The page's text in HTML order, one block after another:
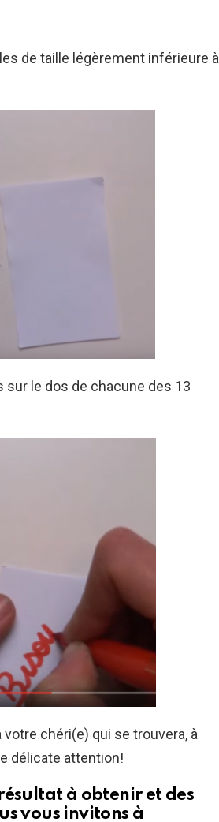
de taille légèrement inférieure à
le dos de chacune des 13
chéri(e) qui se trouvera, à
délicate attention!
à obtenir et des
vous invitons à